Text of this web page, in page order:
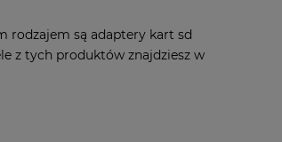
rodzajem są adaptery kart sd
z tych produktów znajdziesz w